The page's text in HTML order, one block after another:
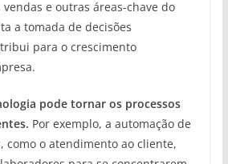
e outras áreas-chave do
a tomada de decisões
para o crescimento
pode tornar os processos
Por exemplo, a automação de
como o atendimento ao cliente,